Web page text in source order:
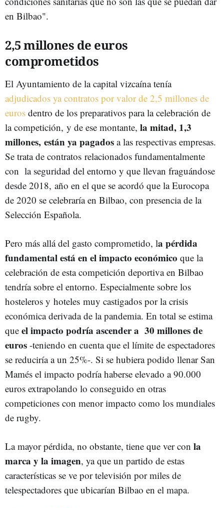
en Bilbao".
2,5 millones de euros
comprometidos
El Ayuntamiento de la capital vizcaína tenía
adjudicados ya contratos por valor de 2,5 millones de
euros dentro de los preparativos para la celebración de
la competición, y de ese montante, la mitad, 1,3
millones, están ya pagados a las respectivas empresas.
Se trata de contratos relacionados fundamentalmente
con la seguridad del entorno y que llevan fraguándose
desde 2018, año en el que se acordó que la Eurocopa
de 2020 se celebraría en Bilbao, con presencia de la
Selección Española.
Pero más allá del gasto comprometido, la pérdida
fundamental está en el impacto económico que la
celebración de esta competición deportiva en Bilbao
tendría sobre el entorno. Especialmente sobre los
hosteleros y hoteles muy castigados por la crisis
económica derivada de la pandemia. En total se estima
que el impacto podría ascender a 30 millones de
euros -teniendo en cuenta que el límite de espectadores
se reduciría a un 25%-. Si se hubiera podido llenar San
Mamés el impacto podría haberse elevado a 90.000
euros extrapolando lo conseguido en otras
competiciones con menor impacto como los mundiales
de rugby.
La mayor pérdida, no obstante, tiene que ver con la
marca y la imagen, ya que un partido de estas
características se ve por televisión por miles de
telespectadores que ubicarían Bilbao en el mapa.